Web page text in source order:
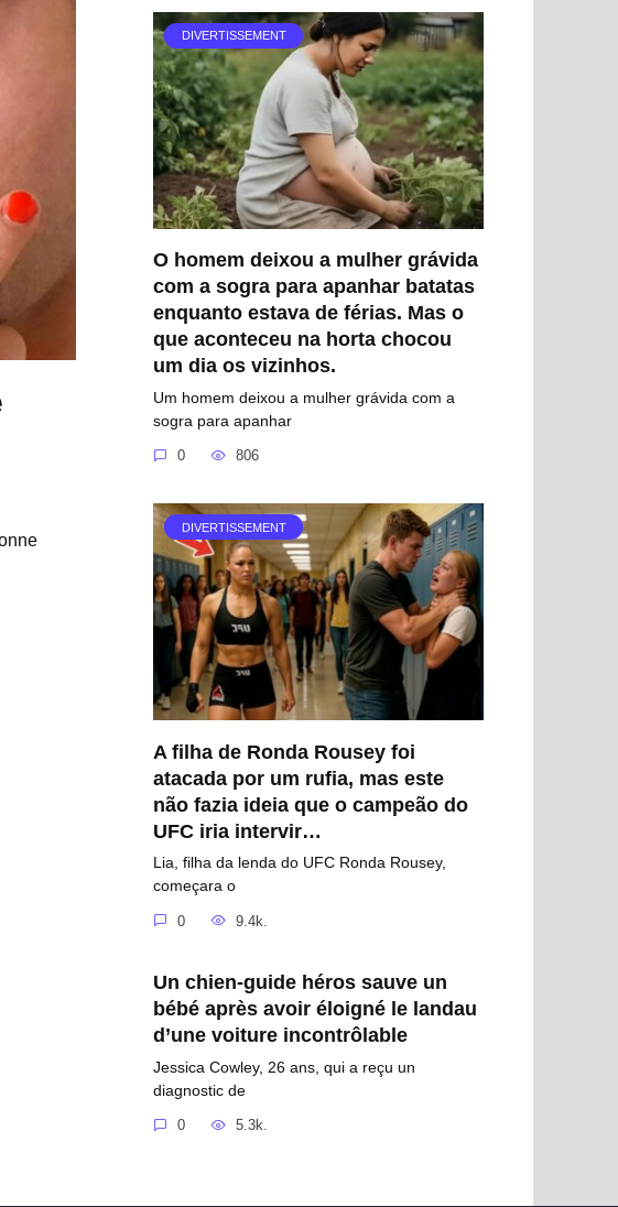
DIVERTISSEMENT
O homem deixou a mulher grávida
com a sogra para apanhar batatas
enquanto estava de férias. Mas o
que aconteceu na horta chocou
um dia os vizinhos.
Um homem deixou a mulher grávida com a
sogra para apanhar
0 806
DIVERTISSEMENT
A filha de Ronda Rousey foi
atacada por um rufia, mas este
não fazia ideia que o campeão do
UFC iria intervir…
Lia, filha da lenda do UFC Ronda Rousey,
começara o
0 9.4k.
Un chien-guide héros sauve un
bébé après avoir éloigné le landau
d’une voiture incontrôlable
Jessica Cowley, 26 ans, qui a reçu un
diagnostic de
0 5.3k.